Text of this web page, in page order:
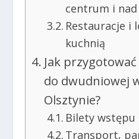
centrum i
Restauracje i
kuchnią
Jak
do dwudniowej
Olsztynie?
Bilety
Transport,